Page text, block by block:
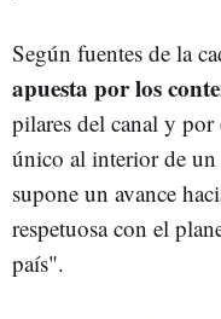
Según fuentes de la
apuesta por los
pilares del canal y por
único al interior de
supone un avance
respetuosa con el
país".